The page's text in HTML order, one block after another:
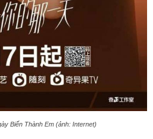
Biến Thành Em (ảnh: Internet)